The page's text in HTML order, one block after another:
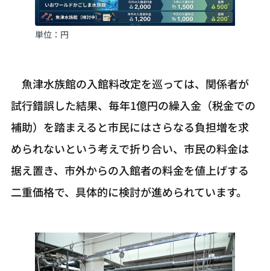
単位：円
魚津水族館の入館料改定を巡っては、関係者が
試行錯誤した結果、毎年1億円の繰入金（税金での
補助）を踏まえると市民にはさらなる負担増を求
められないという考えで折り合い、市民の料金は
据え置き、市外からの入館者の料金を値上げする
二重価格で、具体的に検討が進められています。